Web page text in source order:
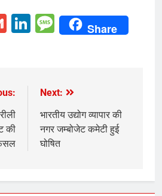
GmailLinkedIn
Message
Share
की
Next:
भारतीय उद्योग व्यापार की
नगर जम्बोजेट कमेटी हुई
घोषित